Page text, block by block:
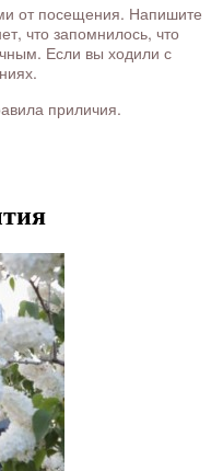
от посещения. Напишите
что запомнилось, что
Если вы ходили с
приличия.